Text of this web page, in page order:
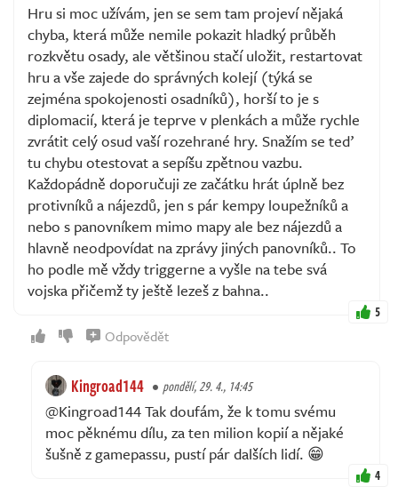
Hru si moc užívám, jen se sem tam projeví nějaká
chyba, která může nemile pokazit hladký průběh
rozkvětu osady, ale většinou stačí uložit, restartovat
hru a vše zajede do správných kolejí (týká se
zejména spokojenosti osadníků), horší to je s
diplomacií, která je teprve v plenkách a může rychle
zvrátit celý osud vaší rozehrané hry. Snažím se teď
tu chybu otestovat a sepíšu zpětnou vazbu.
Každopádně doporučuji ze začátku hrát úplně bez
protivníků a nájezdů, jen s pár kempy loupežníků a
nebo s panovníkem mimo mapy ale bez nájezdů a
hlavně neodpovídat na zprávy jiných panovníků.. To
ho podle mě vždy triggerne a vyšle na tebe svá
vojska přičemž ty ještě lezeš z bahna..
5
Odpovědět
Kingroad144 pondělí, 29. 4., 14:45
@Kingroad144 Tak doufám, že k tomu svému
moc pěknému dílu, za ten milion kopií a nějaké
šušně z gamepassu, pustí pár dalších lidí. 😁
4